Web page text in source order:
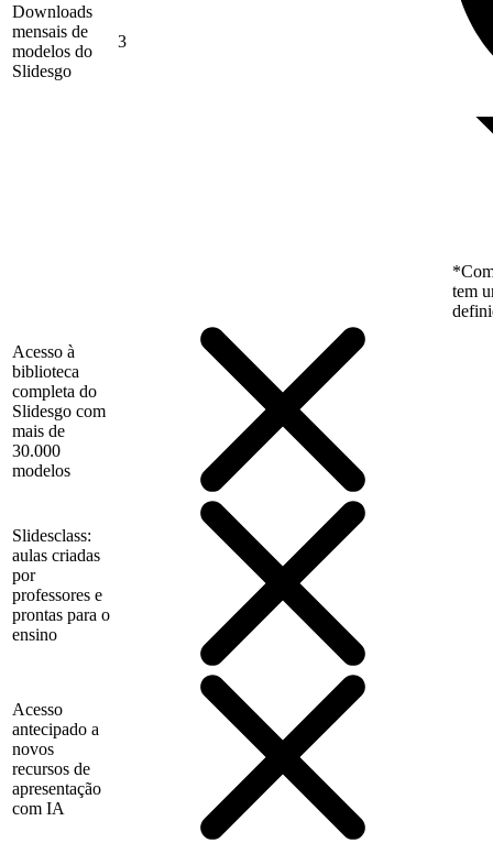
Downloads
mensais de
modelos do
Slidesgo
3
tem
Acesso à
biblioteca
completa do
Slidesgo com
mais de
30.000
modelos
Slidesclass:
aulas criadas
por
professores e
prontas para o
ensino
Acesso
antecipado a
novos
recursos de
apresentação
com IA